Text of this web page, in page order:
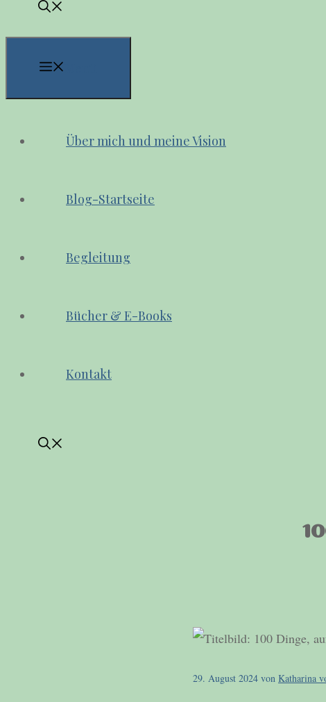
Über mich und meine Vision
Blog-Startseite
Begleitung
Bücher & E-Books
Kontakt
29. August 2024 von Katharina